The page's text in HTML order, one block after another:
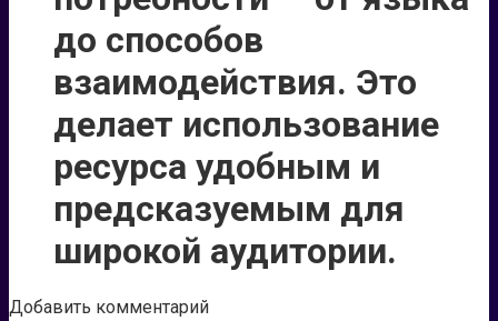
до способов
взаимодействия. Это
делает использование
ресурса удобным и
предсказуемым для
широкой аудитории.
Добавить комментарий